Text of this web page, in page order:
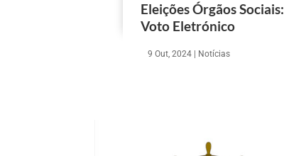
Eleições Órgãos Sociais:
Voto Eletrónico
9 Out, 2024 Notícias